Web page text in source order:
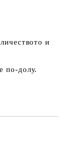
и
по-долу.